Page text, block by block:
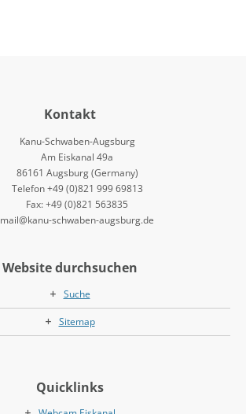
Kontakt
Kanu-Schwaben-Augsburg
Am Eiskanal 49a
86161 Augsburg (Germany)
Telefon +49 (0)821 999 69813
Fax: +49 (0)821 563835
mail@kanu-schwaben-augsburg.de
Website durchsuchen
Suche
Sitemap
Quicklinks